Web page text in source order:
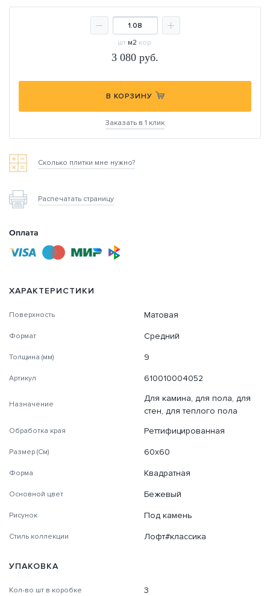
шт м2 кор
3 080 руб.
В КОРЗИНУ
Заказать в 1 клик
Сколько плитки мне нужно?
Распечатать страницу
Оплата
ХАРАКТЕРИСТИКИ
Поверхность Матовая
Формат Средний
Толщина (мм) 9
Артикул 610010004052
Назначение
Для камина, для пола, для
стен, для теплого пола
Обработка края Реттифицированная
Размер (См) 60х60
Форма Квадратная
Основной цвет Бежевый
Рисунок Под камень
Стиль коллекции Лофт#классика
УПАКОВКА
Кол-во шт в коробке 3